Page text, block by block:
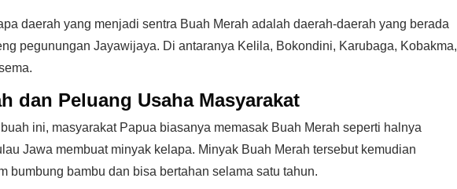
daerah yang menjadi sentra Buah Merah adalah daerah-daerah yang berada
pegunungan Jayawijaya. Di antaranya Kelila, Bokondini, Karubaga, Kobakma,
dan Peluang Usaha Masyarakat
ini, masyarakat Papua biasanya memasak Buah Merah seperti halnya
Jawa membuat minyak kelapa. Minyak Buah Merah tersebut kemudian
bumbung bambu dan bisa bertahan selama satu tahun.